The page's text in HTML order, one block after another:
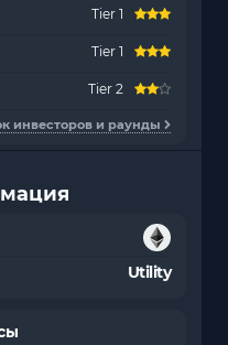
Tier 1
Tier 1
Tier 2
инвесторов и раунды
Utility